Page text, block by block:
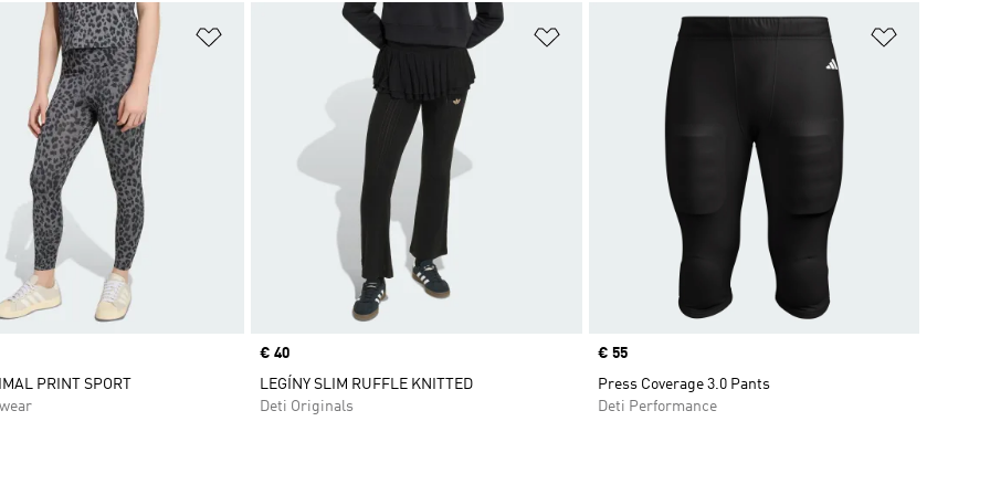
želaných položiek Pridať do zoznamu želaných položiek
PRINT SPORT
Pridať do zoznamu želaných položiek
Price
€ 40
LEGÍNY SLIM RUFFLE KNITTED
Deti Originals
Price
€ 55
Press Coverage 3.0 Pants
Deti Performance